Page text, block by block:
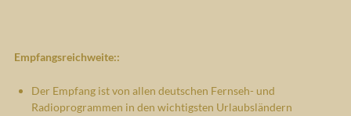
Empfangsreichweite::
Der Empfang ist von allen deutschen Fernseh- und
Radioprogrammen in den wichtigsten Urlaubsländern